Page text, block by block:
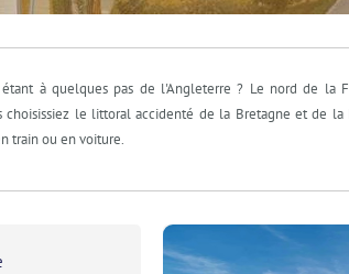
à quelques pas de l'Angleterre ? Le nord de la
le littoral accidenté de la Bretagne et de
train ou en voiture.